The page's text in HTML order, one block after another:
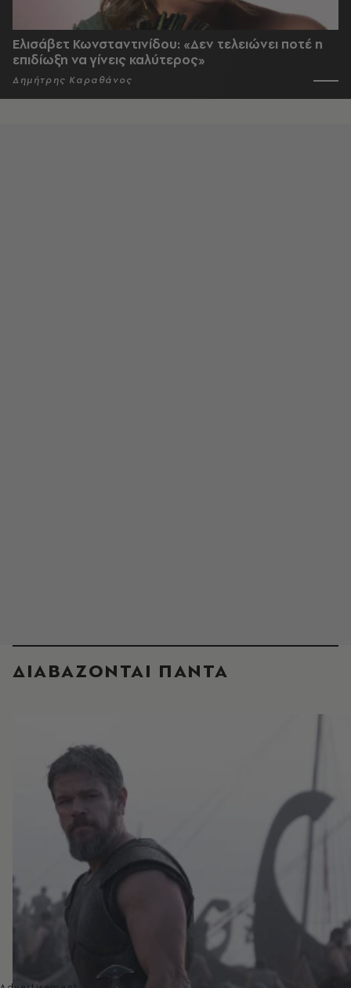
Ελισάβετ Κωνσταντινίδου: «Δεν τελειώνει ποτέ η
επιδίωξη να γίνεις καλύτερος»
Δημήτρης Καραθάνος
ΔΙΑΒΑΖΟΝΤΑΙ ΠΑΝΤΑ